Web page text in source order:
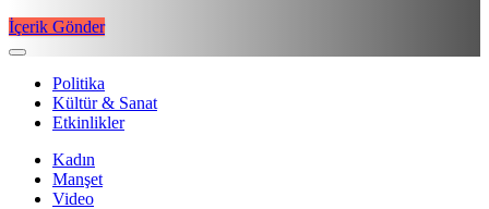
İçerik Gönder
Politika
Kültür & Sanat
Etkinlikler
Kadın
Manşet
Video